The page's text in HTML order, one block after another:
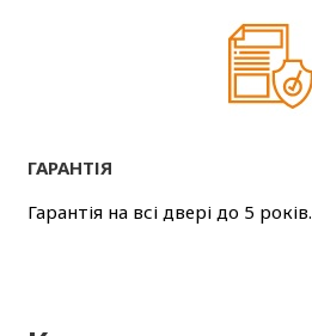
ГАРАНТІЯ
Гарантія на всі двері до 5 років.